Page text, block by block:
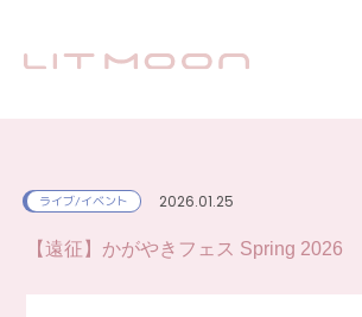
ライブ/イベント 2026.01.25
【遠征】かがやきフェス Spring 2026